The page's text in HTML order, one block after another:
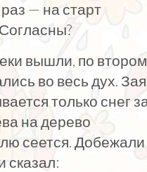
— на старт
вышли, по
во весь дух.
только снег
на дерево
сеется. Добежали
сказал: